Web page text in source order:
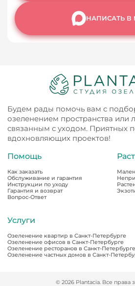
НАПИСАТЬ В
Будем рады помочь вам с
озеленением пространства
связанным с уходом. Приятных
вдохновляющих проектов!
Помощь
Как заказать
Обслуживание и гарантия
Инструкции по уходу
Гарантия и возврат
Вопрос-Ответ
Услуги
Озеленение квартир в Санкт-Петербурге
Озеленение офисов в Санкт-Петербурге
Озеленение ресторанов в Санкт-Петербурге
Озеленение частных домов в Санкт-
© 2026 Plantacia. Все права